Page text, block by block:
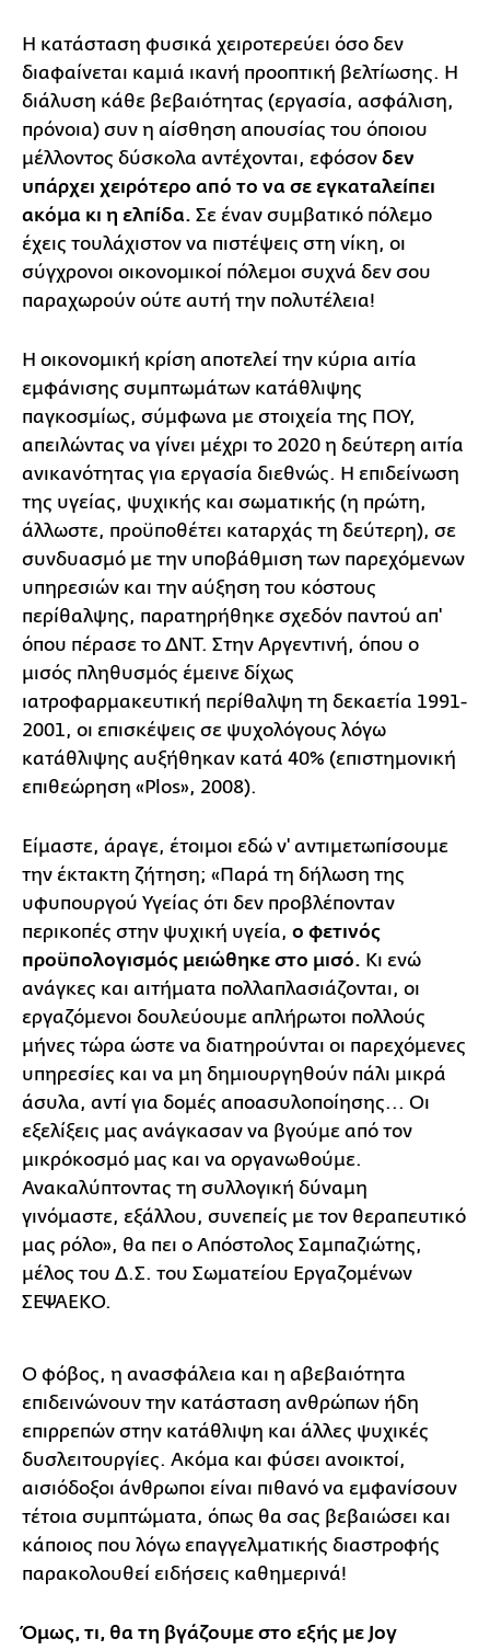
Η κατάσταση φυσικά χειροτερεύει όσο δεν
διαφαίνεται καμιά ικανή προοπτική βελτίωσης. Η
διάλυση κάθε βεβαιότητας (εργασία, ασφάλιση,
πρόνοια) συν η αίσθηση απουσίας του όποιου
μέλλοντος δύσκολα αντέχονται, εφόσον δεν
υπάρχει χειρότερο από το να σε εγκαταλείπει
ακόμα κι η ελπίδα. Σε έναν συμβατικό πόλεμο
έχεις τουλάχιστον να πιστέψεις στη νίκη, οι
σύγχρονοι οικονομικοί πόλεμοι συχνά δεν σου
παραχωρούν ούτε αυτή την πολυτέλεια!
Η οικονομική κρίση αποτελεί την κύρια αιτία
εμφάνισης συμπτωμάτων κατάθλιψης
παγκοσμίως, σύμφωνα με στοιχεία της ΠΟΥ,
απειλώντας να γίνει μέχρι το 2020 η δεύτερη αιτία
ανικανότητας για εργασία διεθνώς. Η επιδείνωση
της υγείας, ψυχικής και σωματικής (η πρώτη,
άλλωστε, προϋποθέτει καταρχάς τη δεύτερη), σε
συνδυασμό με την υποβάθμιση των παρεχόμενων
υπηρεσιών και την αύξηση του κόστους
περίθαλψης, παρατηρήθηκε σχεδόν παντού απ'
όπου πέρασε το ΔΝΤ. Στην Αργεντινή, όπου ο
μισός πληθυσμός έμεινε δίχως
ιατροφαρμακευτική περίθαλψη τη δεκαετία 1991-
2001, οι επισκέψεις σε ψυχολόγους λόγω
κατάθλιψης αυξήθηκαν κατά 40% (επιστημονική
επιθεώρηση «Plos», 2008).
Είμαστε, άραγε, έτοιμοι εδώ ν' αντιμετωπίσουμε
την έκτακτη ζήτηση; «Παρά τη δήλωση της
υφυπουργού Υγείας ότι δεν προβλέπονταν
περικοπές στην ψυχική υγεία, ο φετινός
προϋπολογισμός μειώθηκε στο μισό. Κι ενώ
ανάγκες και αιτήματα πολλαπλασιάζονται, οι
εργαζόμενοι δουλεύουμε απλήρωτοι πολλούς
μήνες τώρα ώστε να διατηρούνται οι παρεχόμενες
υπηρεσίες και να μη δημιουργηθούν πάλι μικρά
άσυλα, αντί για δομές αποασυλοποίησης... Οι
εξελίξεις μας ανάγκασαν να βγούμε από τον
μικρόκοσμό μας και να οργανωθούμε.
Ανακαλύπτοντας τη συλλογική δύναμη
γινόμαστε, εξάλλου, συνεπείς με τον θεραπευτικό
μας ρόλο», θα πει ο Απόστολος Σαμπαζιώτης,
μέλος του Δ.Σ. του Σωματείου Εργαζομένων
ΣΕΨΑΕΚΟ.
Ο φόβος, η ανασφάλεια και η αβεβαιότητα
επιδεινώνουν την κατάσταση ανθρώπων ήδη
επιρρεπών στην κατάθλιψη και άλλες ψυχικές
δυσλειτουργίες. Ακόμα και φύσει ανοικτοί,
αισιόδοξοι άνθρωποι είναι πιθανό να εμφανίσουν
τέτοια συμπτώματα, όπως θα σας βεβαιώσει και
κάποιος που λόγω επαγγελματικής διαστροφής
παρακολουθεί ειδήσεις καθημερινά!
Όμως, τι, θα τη βγάζουμε στο εξής με Joy